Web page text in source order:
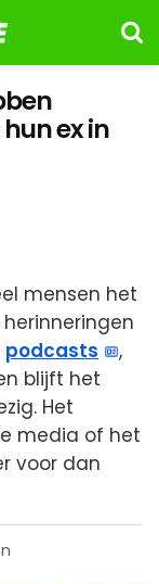
ex in
mensen het
podcasts
,
blijft het
Het
media of het
voor dan